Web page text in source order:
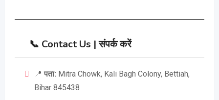
📞 Contact Us | संपर्क करें
📍पता: Mitra Chowk, Kali Bagh Colony, Bettiah,
Bihar 845438